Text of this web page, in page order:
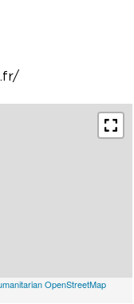
OpenStreetMap